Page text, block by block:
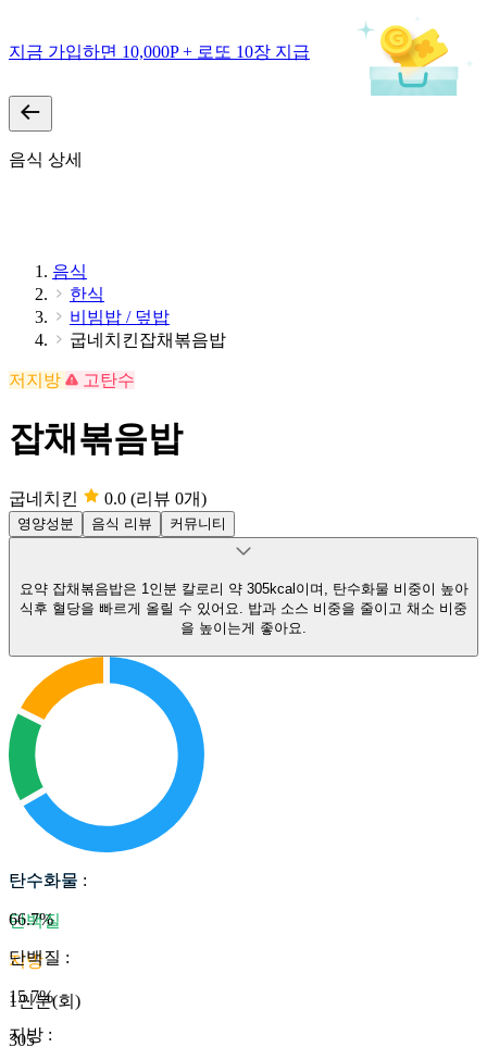
지금 가입하면 10,000P + 로또 10장 지급
음식 상세
음식
한식
비빔밥 / 덮밥
굽네치킨잡채볶음밥
저지방 고탄수
잡채볶음밥
굽네치킨 0.0 (리뷰 0개)
영양성분 음식 리뷰 커뮤니티
요약 잡채볶음밥은 1인분 칼로리 약 305kcal이며, 탄수화물 비중이 높아
식후 혈당을 빠르게 올릴 수 있어요. 밥과 소스 비중을 줄이고 채소 비중
을 높이는게 좋아요.
탄수화물
단백질
지방
1인분(회)
305
탄수화물 :
66.7%
단백질 :
15.7%
지방 :